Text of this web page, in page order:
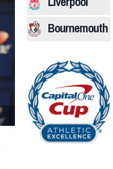
Bournemouth